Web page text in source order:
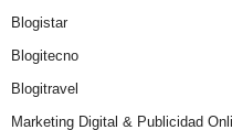
Blogistar
Blogitecno
Blogitravel
Marketing Digital & Publicidad